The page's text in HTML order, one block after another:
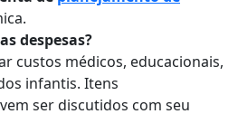
despesas?
custos médicos, educacionais,
infantis. Itens
ser discutidos com seu